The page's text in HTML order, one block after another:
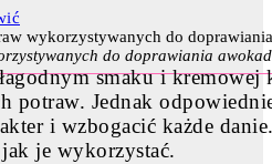
do doprawiania
smaku i
potraw. Jednak
i wzbogacić każde
je wykorzystać.